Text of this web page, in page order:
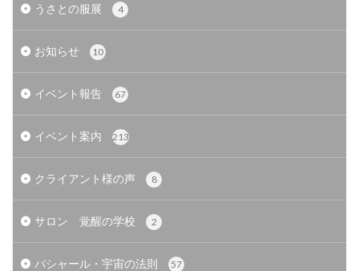
うさとの服展 4
お知らせ 10
イベント報告 67
イベント案内 213
クライアント様の声 8
サロン 覚醒の学校 2
バシャール・宇宙の法則 57